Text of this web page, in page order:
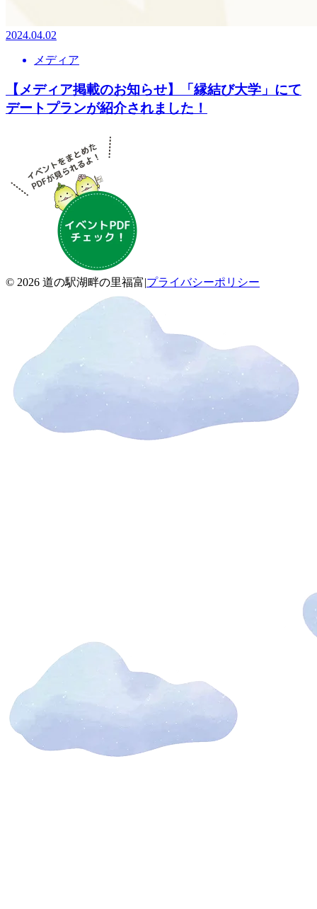
2024.04.02
メディア
【メディア掲載のお知らせ】「縁結び大学」にて
デートプランが紹介されました！
© 2026 道の駅湖畔の里福富|プライバシーポリシー